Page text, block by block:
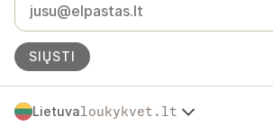
SIŲSTI
Lietuvaloukykvet.lt